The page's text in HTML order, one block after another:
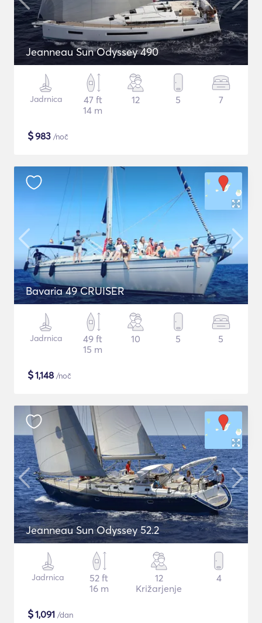
Jeanneau Sun Odyssey 490
Jadrnica
47 ft
14 m
12 5 7
$983 /noč
Bavaria 49 CRUISER
Jadrnica
49 ft
15 m
10 5 5
$1,148 /noč
Jeanneau Sun Odyssey 52.2
Jadrnica
52 ft
16 m
12
Križarjenje
4
$1,091 /dan